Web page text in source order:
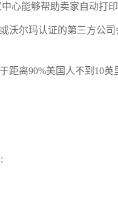
心能够帮助卖家自动打
沃尔玛认证的第三方公
距离90%美国人不到10